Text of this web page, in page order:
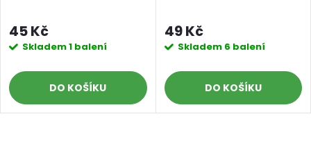
45 Kč
Skladem1 balení
DO KOŠÍKU
49 Kč
Skladem 6 balení
DO KOŠÍKU